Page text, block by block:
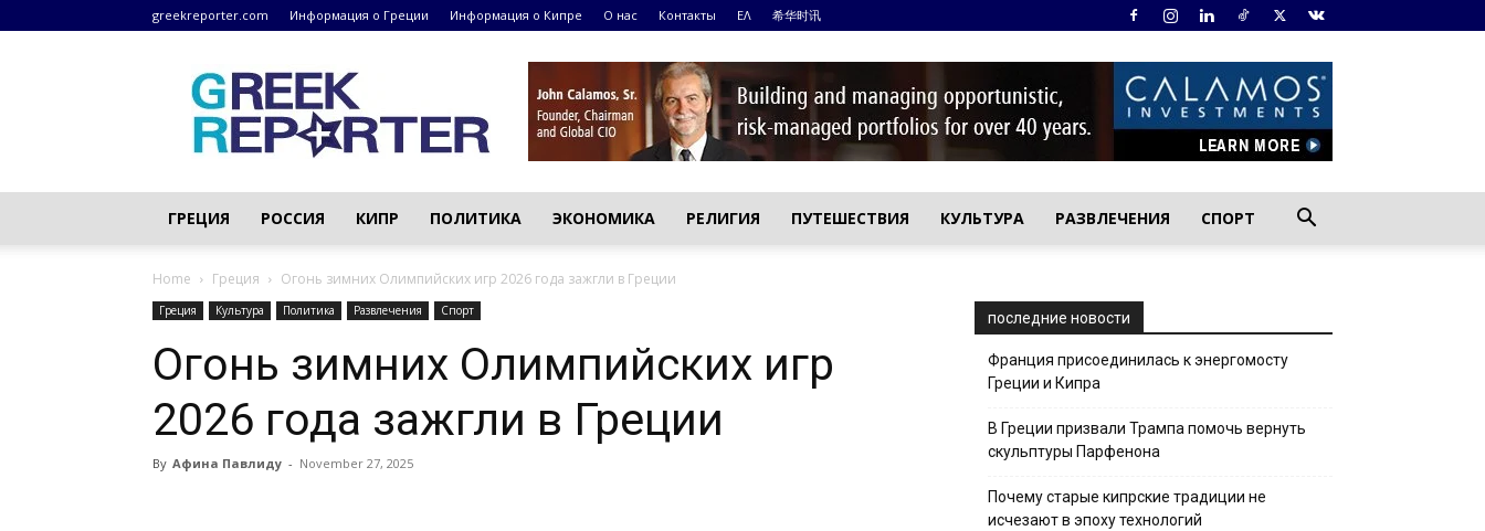
greekreporter.com Информация о Греции Информация о Кипре О нас Контакты ΕΛ 希华时讯
Греческие
новости
–
greekreporter.com
ГРЕЦИЯ РОССИЯ КИПР ПОЛИТИКА ЭКОНОМИКА РЕЛИГИЯ ПУТЕШЕСТВИЯ КУЛЬТУРА РАЗВЛЕЧЕНИЯ СПОРТ
Home Греция Огонь зимних Олимпийских игр 2026 года зажгли в Греции
Греция Культура Политика Развлечения Спорт
Огонь зимних Олимпийских игр
2026 года зажгли в Греции
By Афина Павлиду - November 27, 2025
последние новости
Франция присоединилась к энергомосту
Греции и Кипра
В Греции призвали Трампа помочь вернуть
скульптуры Парфенона
Почему старые кипрские традиции не
исчезают в эпоху технологий